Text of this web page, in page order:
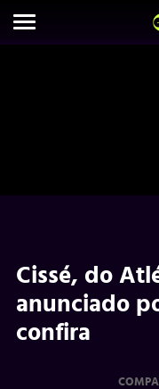
Cissé, do
anunciado
confira